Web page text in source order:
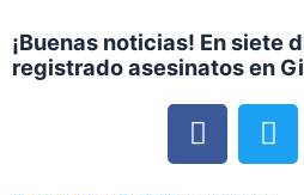
¡Buenas noticias! En siete
registrado asesinatos en
F
a
c
T
w
i